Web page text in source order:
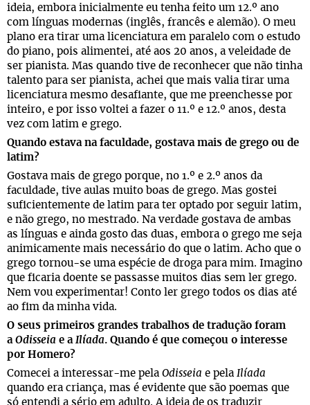
ideia, embora inicialmente eu tenha feito um 12.º ano
com línguas modernas (inglês, francês e alemão). O meu
plano era tirar uma licenciatura em paralelo com o estudo
do piano, pois alimentei, até aos 20 anos, a veleidade de
ser pianista. Mas quando tive de reconhecer que não tinha
talento para ser pianista, achei que mais valia tirar uma
licenciatura mesmo desafiante, que me preenchesse por
inteiro, e por isso voltei a fazer o 11.º e 12.º anos, desta
vez com latim e grego.
Quando estava na faculdade, gostava mais de grego ou de
latim?
Gostava mais de grego porque, no 1.º e 2.º anos da
faculdade, tive aulas muito boas de grego. Mas gostei
suficientemente de latim para ter optado por seguir latim,
e não grego, no mestrado. Na verdade gostava de ambas
as línguas e ainda gosto das duas, embora o grego me seja
animicamente mais necessário do que o latim. Acho que o
grego tornou-se uma espécie de droga para mim. Imagino
que ficaria doente se passasse muitos dias sem ler grego.
Nem vou experimentar! Conto ler grego todos os dias até
ao fim da minha vida.
O seus primeiros grandes trabalhos de tradução foram
a Odisseia e a Ilíada. Quando é que começou o interesse
por Homero?
Comecei a interessar-me pela Odisseia e pela Ilíada
quando era criança, mas é evidente que são poemas que
só entendi a sério em adulto. A ideia de os traduzir